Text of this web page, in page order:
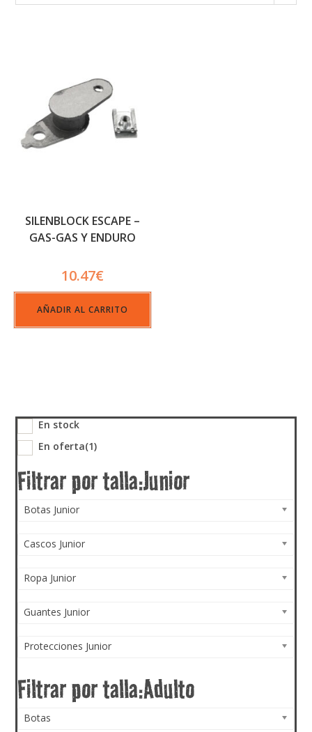
SILENBLOCK ESCAPE –
GAS-GAS Y ENDURO
10.47€
AÑADIR AL CARRITO
En stock
En oferta(1)
Botas Junior
Cascos Junior
Ropa Junior
Guantes Junior
Protecciones Junior
Botas